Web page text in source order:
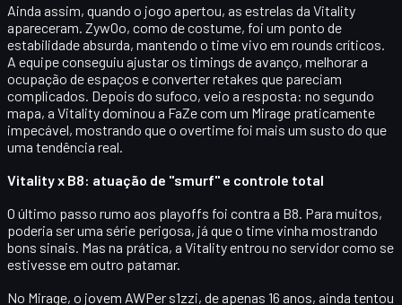
Ainda assim, quando o jogo apertou, as estrelas da Vitality
apareceram. ZywOo, como de costume, foi um ponto de
estabilidade absurda, mantendo o time vivo em rounds críticos.
A equipe conseguiu ajustar os timings de avanço, melhorar a
ocupação de espaços e converter retakes que pareciam
complicados. Depois do sufoco, veio a resposta: no segundo
mapa, a Vitality dominou a FaZe com um Mirage praticamente
impecável, mostrando que o overtime foi mais um susto do que
uma tendência real.
Vitality x B8: atuação de "smurf" e controle total
O último passo rumo aos playoffs foi contra a B8. Para muitos,
poderia ser uma série perigosa, já que o time vinha mostrando
bons sinais. Mas na prática, a Vitality entrou no servidor como se
estivesse em outro patamar.
No Mirage, o jovem AWPer s1zzi, de apenas 16 anos, ainda tentou